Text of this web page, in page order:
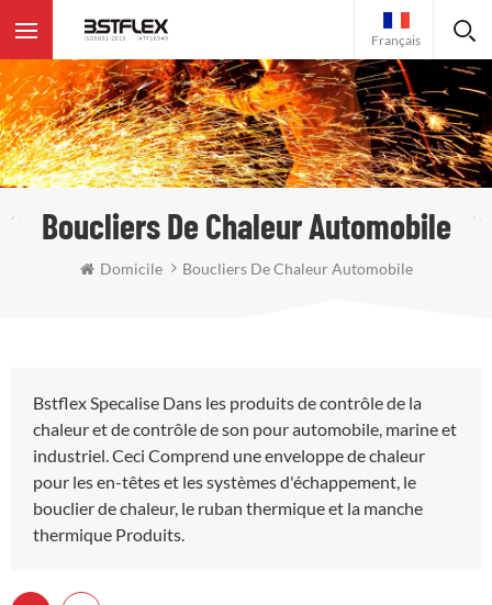
Français
Boucliers De Chaleur Automobile
Domicile Boucliers De Chaleur Automobile
Bstflex Specalise Dans les produits de contrôle de la
chaleur et de contrôle de son pour automobile, marine et
industriel. Ceci Comprend une enveloppe de chaleur
pour les en-têtes et les systèmes d'échappement, le
bouclier de chaleur, le ruban thermique et la manche
thermique Produits.